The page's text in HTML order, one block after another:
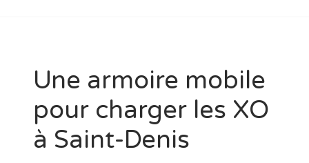
Une armoire mobile
pour charger les XO
à Saint-Denis